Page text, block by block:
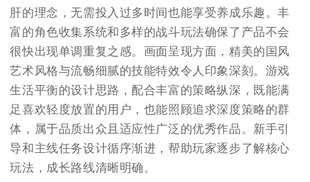
肝的理念，无需投入过多时间也能享受养成乐趣。丰
富的角色收集系统和多样的战斗玩法确保了产品不会
很快出现单调重复之感。画面呈现方面，精美的国风
艺术风格与流畅细腻的技能特效令人印象深刻。游戏
生活平衡的设计思路，配合丰富的策略纵深，既能满
足喜欢轻度放置的用户，也能照顾追求深度策略的群
体，属于品质出众且适应性广泛的优秀作品。新手引
导和主线任务设计循序渐进，帮助玩家逐步了解核心
玩法，成长路线清晰明确。